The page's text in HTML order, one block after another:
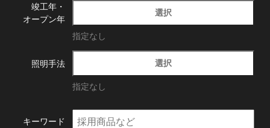
竣工年・
オープン年
選択
指定なし
照明手法 選択
指定なし
キーワード